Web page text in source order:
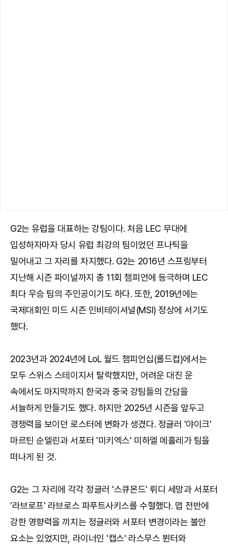
G2는 유럽을 대표하는 강팀이다. 처음 LEC 무대에
입성하자마자 당시 유럽 최강의 팀이었던 프나틱을
밀어내고 그 자리를 차지했다. G2는 2016년 스프링부터
지난해 시즌 파이널까지 총 11회 챔피언에 등극하며 LEC
최다 우승 팀의 주인공이기도 하다. 또한, 2019년에는
국제대회인 미드 시즌 인비테이셔널(MSI) 정상에 서기도
했다.
2023년과 2024년에 LoL 월드 챔피언십(롤드컵)에서는
모두 스위스 스테이지서 탈락했지만, 어려운 대진 운
속에서도 마지막까지 한국과 중국 강팀들의 간담을
서늘하게 만들기도 했다. 하지만 2025년 시즌을 앞두고
경쟁력을 보이던 로스터에 변화가 생겼다. 정글러 '야이크'
마르틴 순델린과 서포터 '미키엑스' 미하엘 메흘레가 팀을
떠나게 된 것.
G2는 그 자리에 각각 정글러 '스큐몬드' 뤼디 세망과 서포터
'라브로프' 라브로스 파푸트사키스를 수혈했다. 맵 전반에
강한 영향력을 끼치는 정글러와 서포터 변경이라는 불안
요소는 있었지만, 라이너인 '캡스' 라스무스 뷘터와